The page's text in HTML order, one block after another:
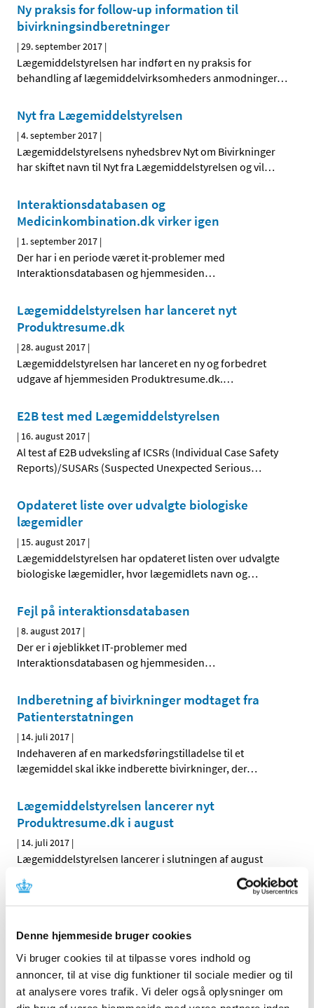
Denne hjemmeside bruger cookies
Vi bruger cookies til at tilpasse vores indhold og
annoncer, til at vise dig funktioner til sociale medier og til
at analysere vores trafik. Vi deler også oplysninger om
Ny praksis for follow-up information til
bivirkningsindberetninger
|29. september 2017 |
Lægemiddelstyrelsen har indført en ny praksis for
behandling af lægemiddelvirksomheders anmodninger…
Nyt fra Lægemiddelstyrelsen
|4. september 2017 |
Lægemiddelstyrelsens nyhedsbrev Nyt om Bivirkninger
har skiftet navn til Nyt fra Lægemiddelstyrelsen og vil…
Interaktionsdatabasen og
Medicinkombination.dk virker igen
| 1. september 2017 |
Der har i en periode været it-problemer med
Interaktionsdatabasen og hjemmesiden…
Lægemiddelstyrelsen har lanceret nyt
Produktresume.dk
|28. august 2017 |
Lægemiddelstyrelsen har lanceret en ny og forbedret
udgave af hjemmesiden Produktresume.dk.…
E2B test med Lægemiddelstyrelsen
| 16. august 2017 |
Al test af E2B udveksling af ICSRs (Individual Case Safety
Reports)/SUSARs (Suspected Unexpected Serious…
Opdateret liste over udvalgte biologiske
lægemidler
| 15. august 2017 |
Lægemiddelstyrelsen har opdateret listen over udvalgte
biologiske lægemidler, hvor lægemidlets navn og…
Fejl på interaktionsdatabasen
|8. august 2017 |
Der er i øjeblikket IT-problemer med
Interaktionsdatabasen og hjemmesiden…
Indberetning af bivirkninger modtaget fra
Patienterstatningen
| 14. juli 2017 |
Indehaveren af en markedsføringstilladelse til et
lægemiddel skal ikke indberette bivirkninger, der…
Lægemiddelstyrelsen lancerer nyt
Produktresume.dk i august
| 14. juli 2017 |
Lægemiddelstyrelsen lancerer i slutningen af august
måned en ny og optimeret udgave af hjemmesiden
…
Vurdering af dansk metaanalyse af
antidepressiv medicin
Lægemiddelstyrelsen har lavet en vurdering af en meget
omtalt dansk metaanalyse fra Copenhagen Trial Unit…